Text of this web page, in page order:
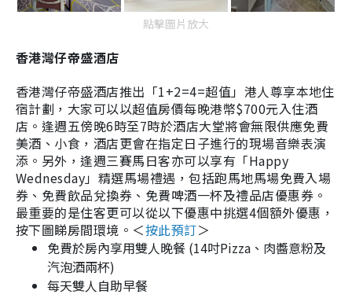
點擊圖片放大
香港灣仔帝盛酒店
香港灣仔帝盛酒店推出「1+2=4=超值」港人尊享本地住
宿計劃，大家可以以超值房價每晚港幣$700元入住酒
店。 逢週五傍晚6時至7時於酒店大堂將會無限供應免費
美酒、小食，酒店更會在指定日子進行的現場音樂表演
添。另外，逢週三賽馬日客亦可以享有「Happy
Wednesday」精選馬場禮遇，包括跑馬地馬場免費入場
券、免費飲品兌換券、免費啤酒一杯及禮品店優惠券 。
最重要的是住客更可以從以下優惠中挑選4個額外優惠 ，
按下圖睇房間環境 。 ＜按此預訂＞
免費於房內享用雙人晚餐 (14吋Pizza、肉醬意粉及
汽泡酒兩杯)
每天雙人自助早餐